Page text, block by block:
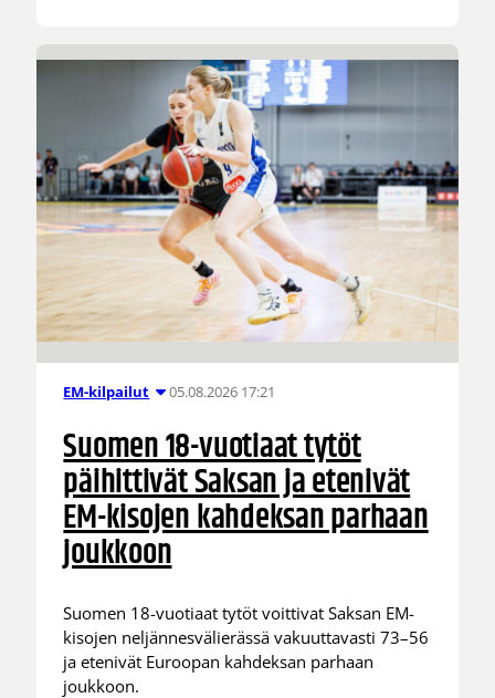
EM-kilpailut 05.08.2026 17:21
Suomen 18-vuotiaat tytöt
päihittivät Saksan ja etenivät
EM-kisojen kahdeksan parhaan
joukkoon
Suomen 18-vuotiaat tytöt voittivat Saksan EM-
kisojen neljännesvälierässä vakuuttavasti 73–56
ja etenivät Euroopan kahdeksan parhaan
joukkoon.